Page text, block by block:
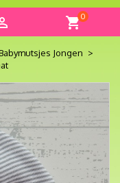
shopping_cart0
Jongen